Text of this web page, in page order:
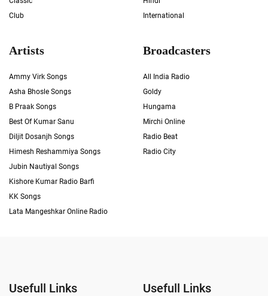
Club
International
Artists
Ammy Virk Songs
Asha Bhosle Songs
B Praak Songs
Best Of Kumar Sanu
Diljit Dosanjh Songs
Himesh Reshammiya Songs
Jubin Nautiyal Songs
Kishore Kumar Radio Barfi
KK Songs
Lata Mangeshkar Online Radio
Broadcasters
All India Radio
Goldy
Hungama
Mirchi Online
Radio Beat
Radio City
Usefull Links Usefull Links